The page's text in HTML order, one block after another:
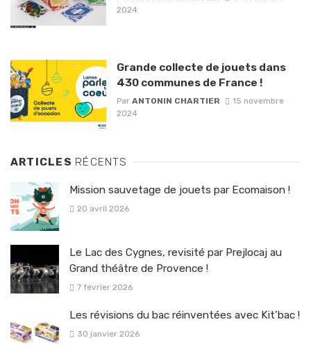
2024
Grande collecte de jouets dans
430 communes de France !
Par ANTONIN CHARTIER
15 novembre
2024
ARTICLES RÉCENTS
Mission sauvetage de jouets par Ecomaison !
20 avril 2026
Le Lac des Cygnes, revisité par Prejlocaj au
Grand théâtre de Provence !
7 février 2026
Les révisions du bac réinventées avec Kit’bac !
30 janvier 2026